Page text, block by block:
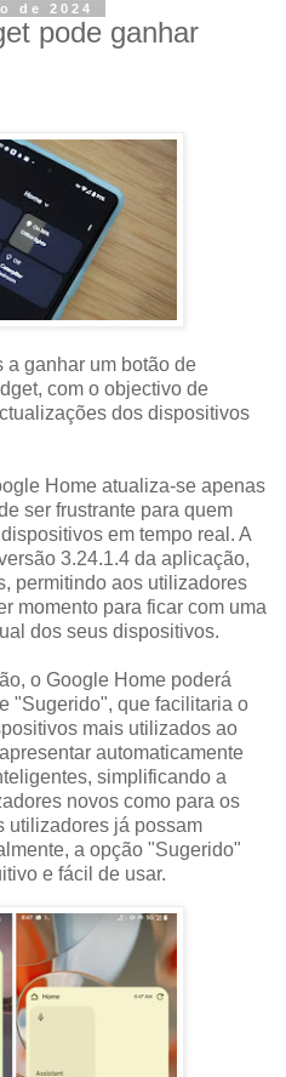
de 2024
pode ganhar
a ganhar um botão de
com o objectivo de
dos dispositivos
Home atualiza-se apenas
ser frustrante para quem
em tempo real. A
3.24.1.4 da aplicação,
permitindo aos utilizadores
momento para ficar com uma
dos seus dispositivos.
o Google Home poderá
"Sugerido", que facilitaria o
mais utilizados ao
automaticamente
simplificando a
novos como para os
utilizadores já possam
a opção "Sugerido"
e fácil de usar.